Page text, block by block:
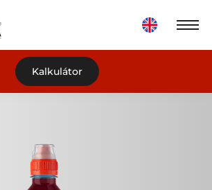
Kalkulátor